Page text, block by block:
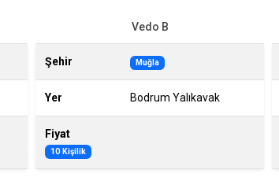
Vedo B
Şehir Muğla
Yer Bodrum Yalıkavak
Fiyat
10 Kişilik